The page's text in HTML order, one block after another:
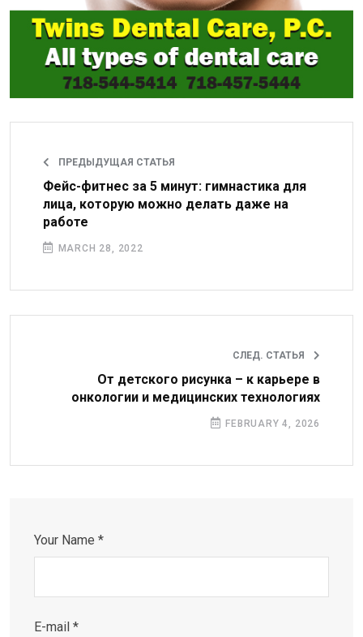
ПРЕДЫДУЩАЯ СТАТЬЯ
Фейс-фитнес за 5 минут: гимнастика для
лица, которую можно делать даже на
работе
MARCH 28, 2022
СЛЕД. СТАТЬЯ
От детского рисунка – к карьере в
онкологии и медицинских технологиях
FEBRUARY 4, 2026
Your Name *
E-mail *